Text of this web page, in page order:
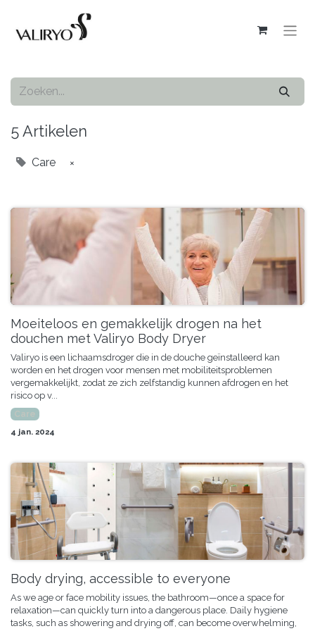
5 Artikelen
Care ×
Moeiteloos en gemakkelijk drogen na het
douchen met Valiryo Body Dryer
Valiryo is een lichaamsdroger die in de douche geïnstalleerd kan
worden en het drogen voor mensen met mobiliteitsproblemen
vergemakkelijkt, zodat ze zich zelfstandig kunnen afdrogen en het
risico op v...
Care
4 jan. 2024
Body drying, accessible to everyone
As we age or face mobility issues, the bathroom—once a space for
relaxation—can quickly turn into a dangerous place. Daily hygiene
tasks, such as showering and drying off, can become overwhelming,